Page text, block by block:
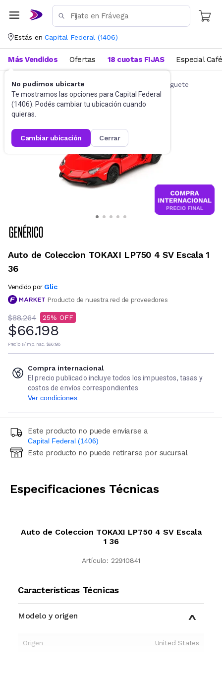
Estás en Capital Federal (1406)
No pudimos ubicarte
Te mostramos las opciones para Capital Federal
(1406). Podés cambiar tu ubicación cuando
quieras.
cambiar ubicación cerrar
Más Vendidos Ofertas 18 cuotas FIJAS Especial Café
Autos de juguete y accesorios Autitos de juguete
Auto de Coleccion TOKAXI LP750 4 SV Escala 1
36
Vendido por Glic
Producto de nuestra red de proveedores
$88.264 25
$66.198
Precio s/imp. nac. $66.198
Compra internacional
El precio publicado incluye todos los impuestos, tasas y
costos de envíos correspondientes
Ver condiciones
Este producto no puede enviarse a
Capital Federal (1406)
Ingresá código postal (sólo números)
Este producto no puede retirarse por sucursal
Especificaciones Técnicas
Auto de Coleccion TOKAXI LP750 4 SV Escala
1 36
Artículo: 22910841
Características Técnicas
Modelo y origen
Origen United States